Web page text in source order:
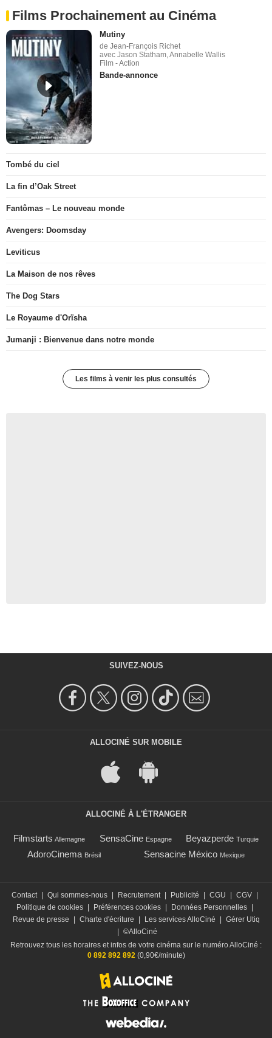
Films Prochainement au Cinéma
Mutiny
de Jean-François Richet
avec Jason Statham, Annabelle Wallis
Film - Action
Bande-annonce
Tombé du ciel
La fin d’Oak Street
Fantômas – Le nouveau monde
Avengers: Doomsday
Leviticus
La Maison de nos rêves
The Dog Stars
Le Royaume d'Orïsha
Jumanji : Bienvenue dans notre monde
Les films à venir les plus consultés
SUIVEZ-NOUS
ALLOCINÉ SUR MOBILE
ALLOCINÉ À L'ÉTRANGER
Filmstarts Allemagne SensaCine Espagne Beyazperde Turquie
AdoroCinema Brésil Sensacine México Mexique
Contact | Qui sommes-nous | Recrutement | Publicité | CGU | CGV |
Politique de cookies | Préférences cookies | Données Personnelles |
Revue de presse
| Charte d'écriture | Les services AlloCiné | Gérer Utiq
| ©AlloCiné
Retrouvez tous les horaires et infos de votre cinéma sur le numéro AlloCiné :
0 892 892 892(0,90€/minute)